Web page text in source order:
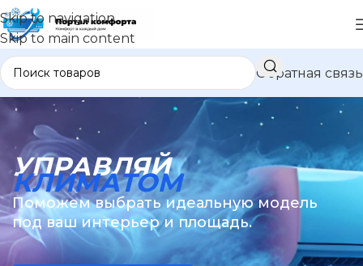
Skip to navigation
Skip to main content
Обратная связь
УПРАВЛЯЙ
КЛИМАТОМ
Поможем выбрать идеальную модель
под ваш интерьер и площадь.